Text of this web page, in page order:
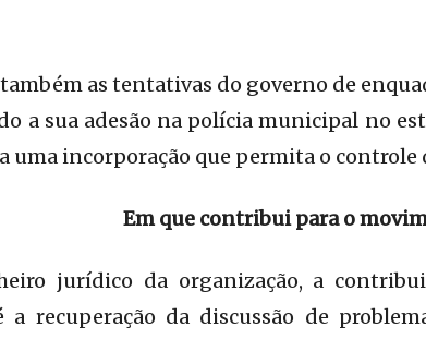
as tentativas do governo de
a sua adesão na polícia municipal no
uma incorporação que permita o controle
Em que contribui para o
jurídico da organização, a
recuperação da discussão de